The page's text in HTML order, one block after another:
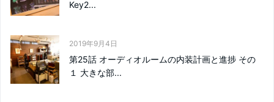
Key2...
2019年9月4日
第25話 オーディオルームの内装計画と進捗 その
１ 大きな部...